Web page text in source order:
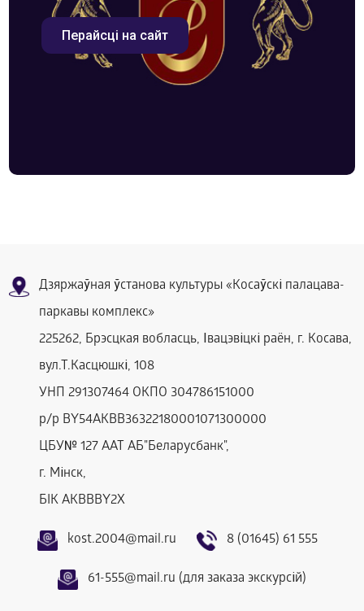
Перайсці на сайт
Дзяржаўная ўстанова культуры «Косаўскі палацава-
паркавы комплекс»
225262, Брэсцкая вобласць, Івацэвіцкі раён, г. Косава,
вул.Т.Касцюшкі, 108
УНП 291307464 ОКПО 304786151000
р/р BY54AKBB36322180001071300000
ЦБУ№ 127 ААТ АБ"Беларусбанк",
г. Мінск,
БIК AKBBBY2Х
kost.2004@mail.ru 8 (01645) 61 555
61-555@mail.ru (для заказа экскурсій)